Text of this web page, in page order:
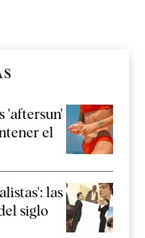
'aftersun'
el
las
siglo